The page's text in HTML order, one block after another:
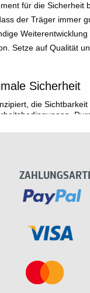
für die
der Träger immer
Setze auf Qualität
Sicherheit
die
gut
Normen erfüllen,
Schutzgrad und
Branchen
sie regelmäßig,
im Dunkeln oder